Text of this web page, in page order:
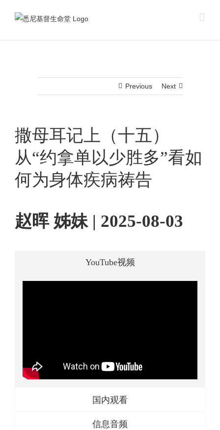
Previous Next
撒母耳记上（十五）
从“约拿单以少胜多”看如
何为身体疾病祷告
赵晖 姊妹 | 2025-08-03
YouTube视频
国内观看
信息音频